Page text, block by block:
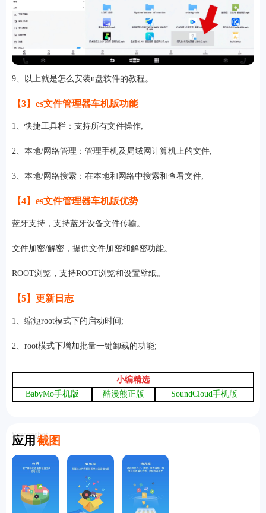
9、以上就是怎么安装u盘软件的教程。
【3】es文件管理器车机版功能
1、快捷工具栏：支持所有文件操作;
2、本地/网络管理：管理手机及局域网计算机上的文件;
3、本地/网络搜索：在本地和网络中搜索和查看文件;
【4】es文件管理器车机版优势
蓝牙支持，支持蓝牙设备文件传输。
文件加密/解密，提供文件加密和解密功能。
ROOT浏览，支持ROOT浏览和设置壁纸。
【5】更新日志
1、缩短root模式下的启动时间;
2、root模式下增加批量一键卸载的功能;
小编精选
BabyMo手机版
酷漫熊正版 SoundCloud手机版
应用 截图
Screenshot